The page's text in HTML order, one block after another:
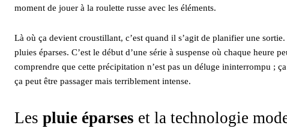
moment de jouer à la roulette russe avec les éléments.
Là où ça devient croustillant, c’est quand il s’agit de planifier une
pluies éparses. C’est le début d’une série à suspense où chaque heure
comprendre que cette précipitation n’est pas un déluge ininterrompu ;
ça peut être passager mais terriblement intense.
Les pluie éparses et la technologie